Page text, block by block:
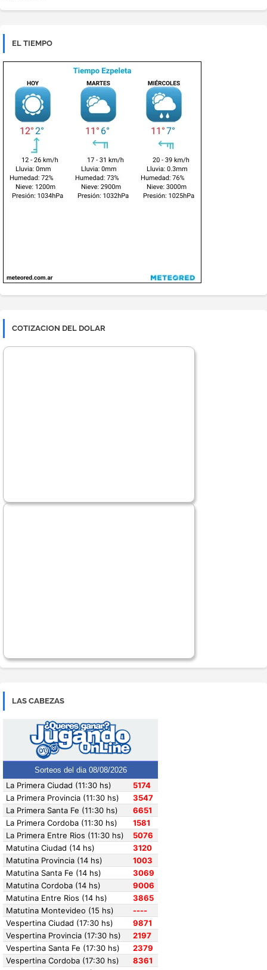
EL TIEMPO
COTIZACION DEL DOLAR
LAS CABEZAS